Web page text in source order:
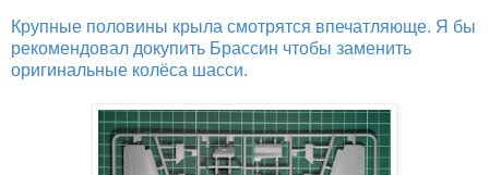
Крупные половины крыла смотрятся впечатляюще. Я бы
рекомендовал докупить Брассин чтобы заменить
оригинальные колёса шасси.